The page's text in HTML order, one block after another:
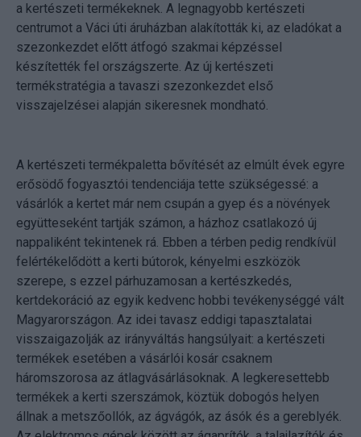
a kertészeti termékeknek. A legnagyobb kertészeti
centrumot a Váci úti áruházban alakították ki, az eladókat a
szezonkezdet előtt átfogó szakmai képzéssel
készítették fel országszerte. Az új kertészeti
termékstratégia a tavaszi szezonkezdet első
visszajelzései alapján sikeresnek mondható.
A kertészeti termékpaletta bővítését az elmúlt évek egyre
erősödő fogyasztói tendenciája tette szükségessé: a
vásárlók a kertet már nem csupán a gyep és a növények
együtteseként tartják számon, a házhoz csatlakozó új
nappaliként tekintenek rá. Ebben a térben pedig rendkívül
felértékelődött a kerti bútorok, kényelmi eszközök
szerepe, s ezzel párhuzamosan a kertészkedés,
kertdekoráció az egyik kedvenc hobbi tevékenységgé vált
Magyarországon. Az idei tavasz eddigi tapasztalatai
visszaigazolják az irányváltás hangsúlyait: a kertészeti
termékek esetében a vásárlói kosár csaknem
háromszorosa az átlagvásárlásoknak. A legkeresettebb
termékek a kerti szerszámok, köztük dobogós helyen
állnak a metszőollók, az ágvágók, az ásók és a gereblyék.